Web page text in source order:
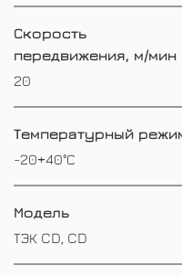
Скорость
передвижения, м/мин
20
Температурный
-20+40°С
Модель
ТЭК CD, CD